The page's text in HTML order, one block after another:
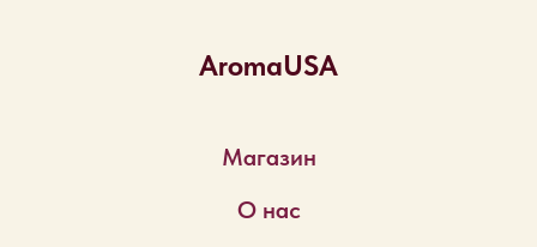
AromaUSA
Магазин
О нас